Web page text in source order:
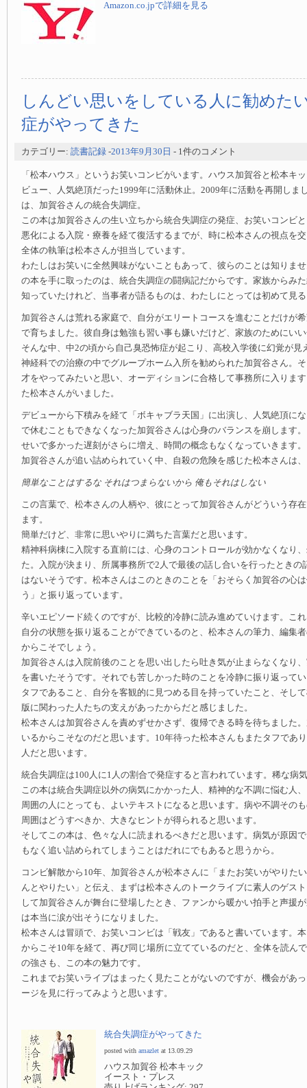
Amazon.co.jpで詳細を見る
しんどい思いをしている人に勧めた
症がやってきた
カテゴリー: 読書記録 -2013年9月30日 - 1件のコメント
「松本ハウス」というお笑いコンビがいます。ハウス加賀谷と松本キ
ビュー、人気絶頂だった1999年に活動休止。2009年に活動を再開しま
は、加賀谷さんの統合失調症。
この本は加賀谷さんの生い立ちから統合失調症の発症、お笑いコンビ
悪化による入院・療養を経て復活するまでが、時に松本さんの視点を
全体の執筆は松本さんが担当しています。
わたしはお笑いに全然興味がないこともあって、彼らのことは知りま
の本を手に取ったのは、統合失調症の闘病記だからです。家族からみ
知っていたけれど、当事者が語るものは、わたしにとっては初めて見
加賀谷さんは荒れる家庭で、自分がエリートコースを進むことだけが
で育ちました。彼自身は勉強も習い事も嫌いだけど、家族のためにい
そんな中、中2の頃から自己臭恐怖症が起こり、高校入学後に幻覚が見
神経科での治療の中でグループホーム入所を勧められた加賀谷さん。
才をやってみたいと思い、オーディションに合格して事務所に入りま
た松本さんがいました。
デビューから下積みを経て「ボキャブラ天国」に出演し、人気絶頂に
で休むこともできなくなった加賀谷さんは心身のバランスを崩します
せいで多かった遅刻がさらに増え、時間の概念もなくなっていきます。
加賀谷さんが追い詰められていく中、自殺の危険を感じた松本さんは
簡単なことはするな それはつまらないから 俺もそれはしない
この言葉で、松本さんの人柄や、彼にとって加賀谷さんがどういう存
ます。
簡単だけど、非常に思いやりに満ちた言葉だと思います。
精神科病棟に入院する直前には、心身のコントロールが効かなくなり
た。入院が決まり、所属事務所で2人で最後の話し合いを行ったときの
はないそうです。松本さんはこのときのことを「おそらく加賀谷の心
う」と振り返っています。
辛いエピソード続くのですが、比較的冷静に読み進めていけます。こ
自分の状態を振り返ることができているのと、松本さんの筆力、編集
からこそでしょう。
加賀谷さんは入院前後のことを思い出したら吐き気が止まらなくなり
を書いたそうです。それでも苦しかった時のことを冷静に振り返って
タフであること、自分を客観的に見つめる目を持っていたこと、そし
版に関わった人たちの支えがあったからだと感じました。
松本さんは加賀谷さんを責めずせかさず、復帰できる時を待ちました
いるからこそなのだと思います。10年待った松本さんもまたタフであ
人だと思います。
統合失調症は100人に1人の割合で発症すると言われています。稀な病
この本は統合失調症以外の病気にかかった人、精神的な不調に悩む人
周囲の人にとっても、よいテキストになると思います。病や不調その
周囲はどうすべきか、大きなヒントが得られると思います。
そしてこの本は、色々な人に読まれるべきだと思います。病気が原因
もなく追い詰められてしまうことはだれにでもあると思うから。
コンビ解散から10年、加賀谷さんが松本さんに「またお笑いがやりた
んとやりたい」と伝え、まずは松本さんのトークライブに素人のゲス
して加賀谷さんが舞台に登場したとき、ファンから暖かい拍手と声援
は本当に涙が出そうになりました。
松本さんは冒頭で、お笑いコンビは「戦友」であると書いています。
からこそ10年を経て、再び同じ場所に立てているのだと、全体を読ん
の強さも、この本の魅力です。
これまでお笑いライブはまったく見たことがないのですが、機会があ
ージを見に行ってみようと思います。
統合失調症がやってきた
posted with amazlet at 13.09.29
ハウス加賀谷 松本キック
イースト・プレス